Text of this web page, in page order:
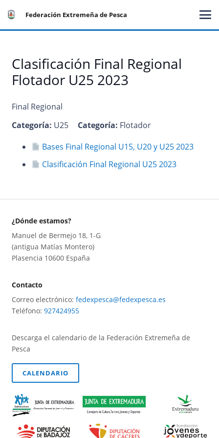
Federación Extremeña de Pesca
Clasificación Final Regional
Flotador U25 2023
Final Regional
Categoría: U25 Categoría: Flotador
Bases Final Regional U15, U20 y U25 2023
Clasificación Final Regional U25 2023
¿Dónde estamos?
Manuel de Bermejo 18, 1-G
(antigua Matías Montero)
Plasencia 10600 España
Contacto
Correo electrónico: fedexpesca@fedexpesca.es
Teléfono: 927424955
Descarga el calendario de la Federación Extremeña de
Pesca
CALENDARIO